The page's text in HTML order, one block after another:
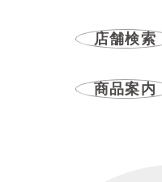
店舗検索
商品案内